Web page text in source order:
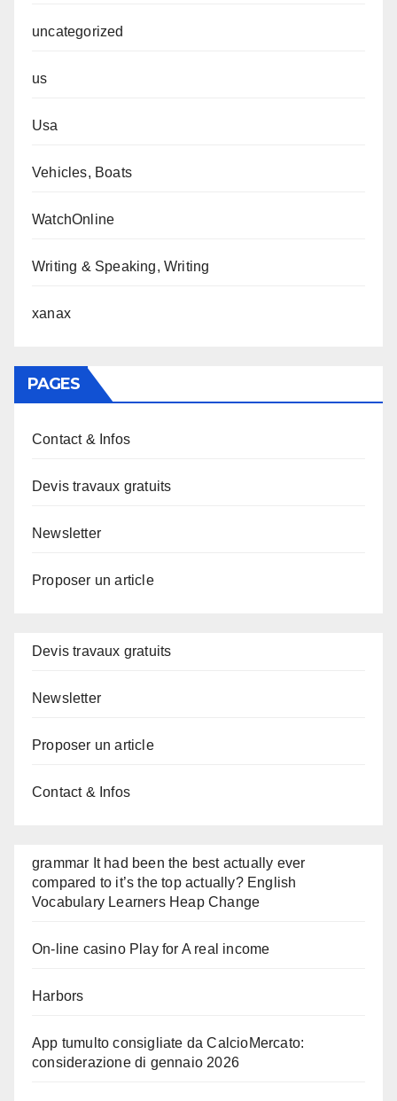
uncategorized
us
Usa
Vehicles, Boats
WatchOnline
Writing & Speaking, Writing
xanax
PAGES
Contact & Infos
Devis travaux gratuits
Newsletter
Proposer un article
Devis travaux gratuits
Newsletter
Proposer un article
Contact & Infos
grammar It had been the best actually ever
compared to it’s the top actually? English
Vocabulary Learners Heap Change
On-line casino Play for A real income
Harbors
App tumulto consigliate da CalcioMercato:
considerazione di gennaio 2026